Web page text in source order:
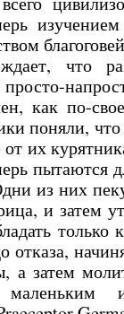
что
как по-
поняли,
от их
пытаются
из них
и затем
отказа,
а затем